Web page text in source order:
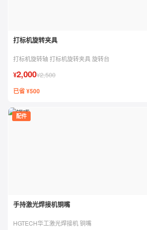
打标机旋转夹具
打标机旋转轴 打标机旋转夹具 旋转台
¥2,000¥2,500
已省 ¥500
配件
手持激光焊接机铜嘴
HGTECH华工激光焊接机 铜嘴